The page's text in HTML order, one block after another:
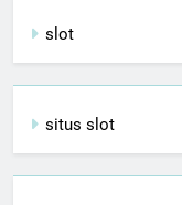
slot
situs slot